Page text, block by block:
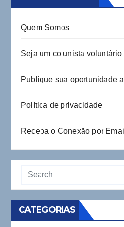
Quem Somos
Seja um colunista
Publique sua oportunidade
Política de privacidade
Receba o Conexão por Email
CATEGORIAS